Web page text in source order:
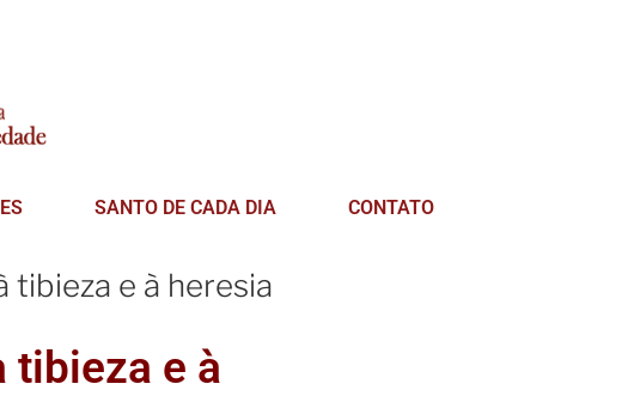
SANTO DE CADA DIA CONTATO
tibieza e à heresia
tibieza e à